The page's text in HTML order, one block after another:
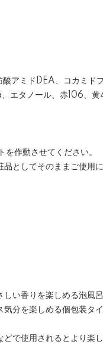
アミドDEA、コカミド
エタノール、赤106、黄
作動させてください。
としてそのままご使用に
い香りを楽しめる泡風呂
分を楽しめる個包装タイ
で使用されるとより楽